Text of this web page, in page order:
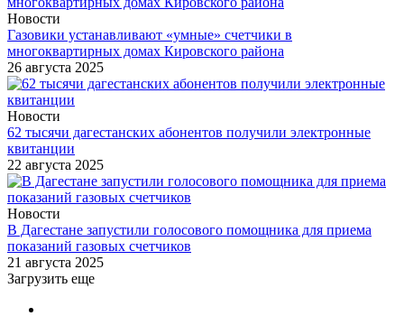
Новости
Газовики устанавливают «умные» счетчики в
многоквартирных домах Кировского района
26 августа 2025
Новости
62 тысячи дагестанских абонентов получили электронные
квитанции
22 августа 2025
Новости
В Дагестане запустили голосового помощника для приема
показаний газовых счетчиков
21 августа 2025
Загрузить еще